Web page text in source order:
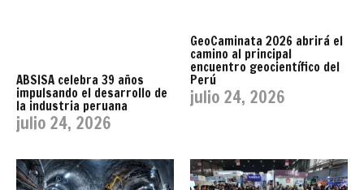
ABSISA celebra 39 años
impulsando el desarrollo de
la industria peruana
julio 24, 2026
GeoCaminata 2026 abrirá el
camino al principal
encuentro geocientífico del
Perú
julio 24, 2026